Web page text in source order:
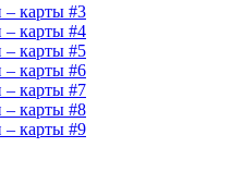
– карты #3
– карты #4
– карты #5
– карты #6
– карты #7
– карты #8
– карты #9